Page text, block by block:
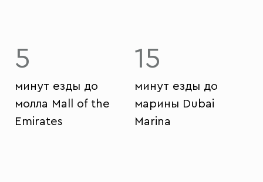
5
минут езды до
молла Mall of the
Emirates
15
минут езды до
марины Dubai
Marina